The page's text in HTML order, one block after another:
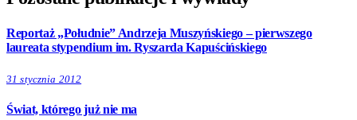
Reportaż „Południe” Andrzeja Muszyńskiego – pierwszego
laureata stypendium im. Ryszarda Kapuścińskiego
31 stycznia 2012
Świat, którego już nie ma